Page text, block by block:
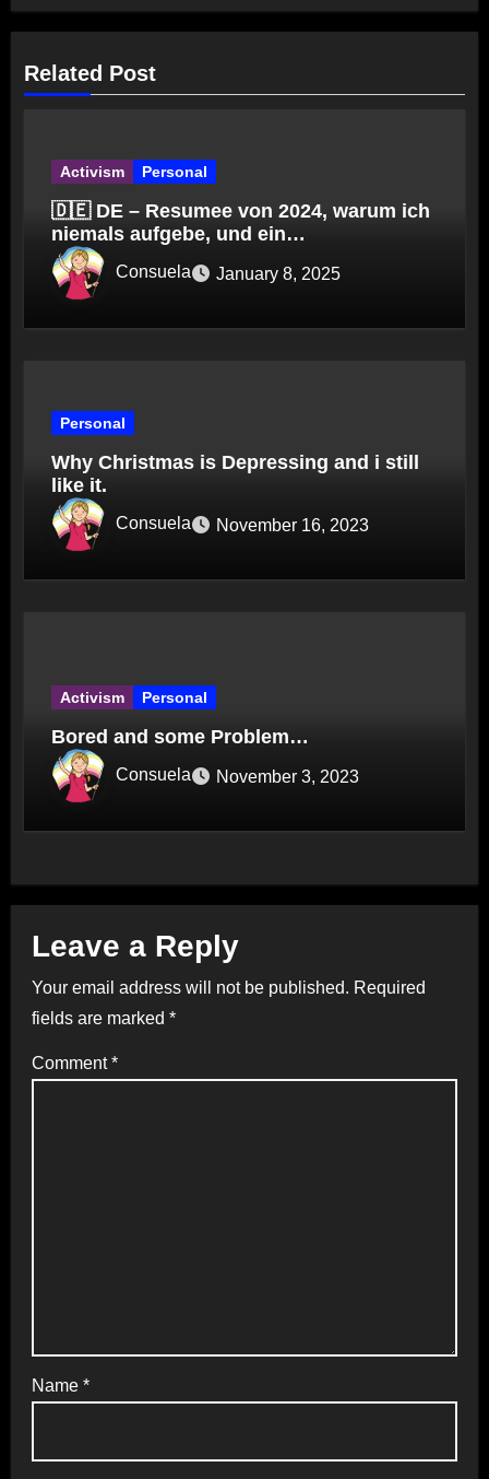
Related Post
Activism Personal
🇩🇪 DE – Resumee von 2024, warum ich
niemals aufgebe, und ein
Erklärungsversuch
Consuela January 8, 2025
Personal
Why Christmas is Depressing and i still
like it.
Consuela November 16, 2023
Activism Personal
Bored and some Problem…
Consuela November 3, 2023
Leave a Reply
Your email address will not be published. Required
fields are marked *
Comment*
Name *